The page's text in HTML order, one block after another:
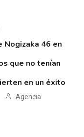
Nogizaka 46 en
que no tenían
en un éxito
Agencia